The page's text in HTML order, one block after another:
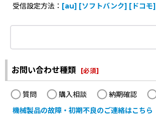
受信設定方法： [au] [ソフトバンク] [ドコモ]
お問い合わせ種類 [必須]
質問 購入相談 納期確認
機械製品の故障・初期不良のご連絡はこちら